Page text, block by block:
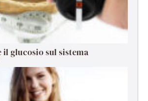
il glucosio sul sistema